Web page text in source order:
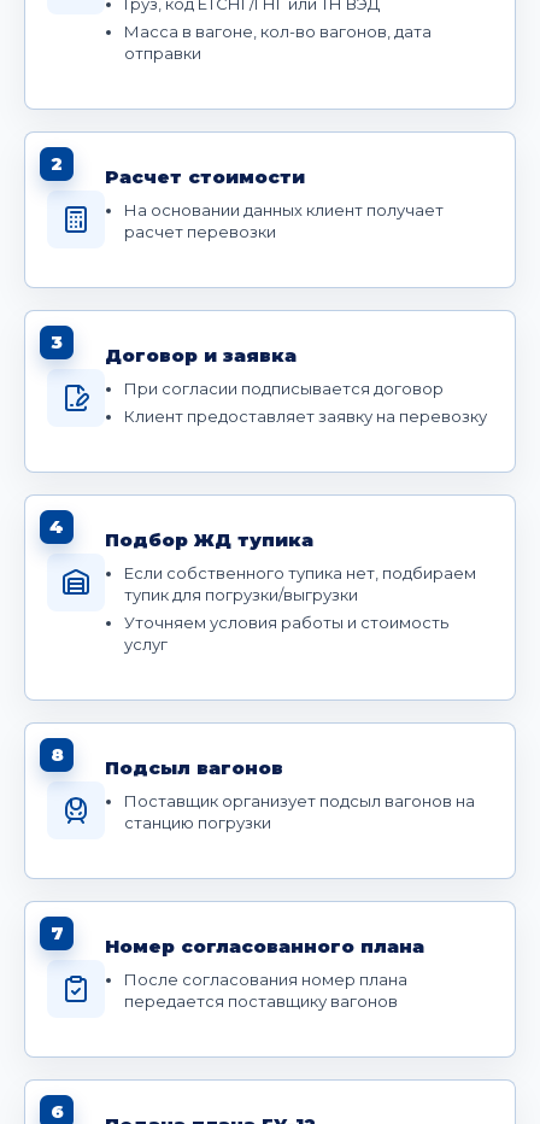
Масса в вагоне, кол-во вагонов, дата
отправки
2
Расчет стоимости
На основании данных клиент получает
расчет перевозки
3
Договор и заявка
При согласии подписывается договор
Клиент предоставляет заявку на перевозку
4
Подбор ЖД тупика
Если собственного тупика нет, подбираем
тупик для погрузки/выгрузки
Уточняем условия работы и стоимость
услуг
8
Подсыл вагонов
Поставщик организует подсыл вагонов на
станцию погрузки
7
Номер согласованного плана
После согласования номер плана
передается поставщику вагонов
6